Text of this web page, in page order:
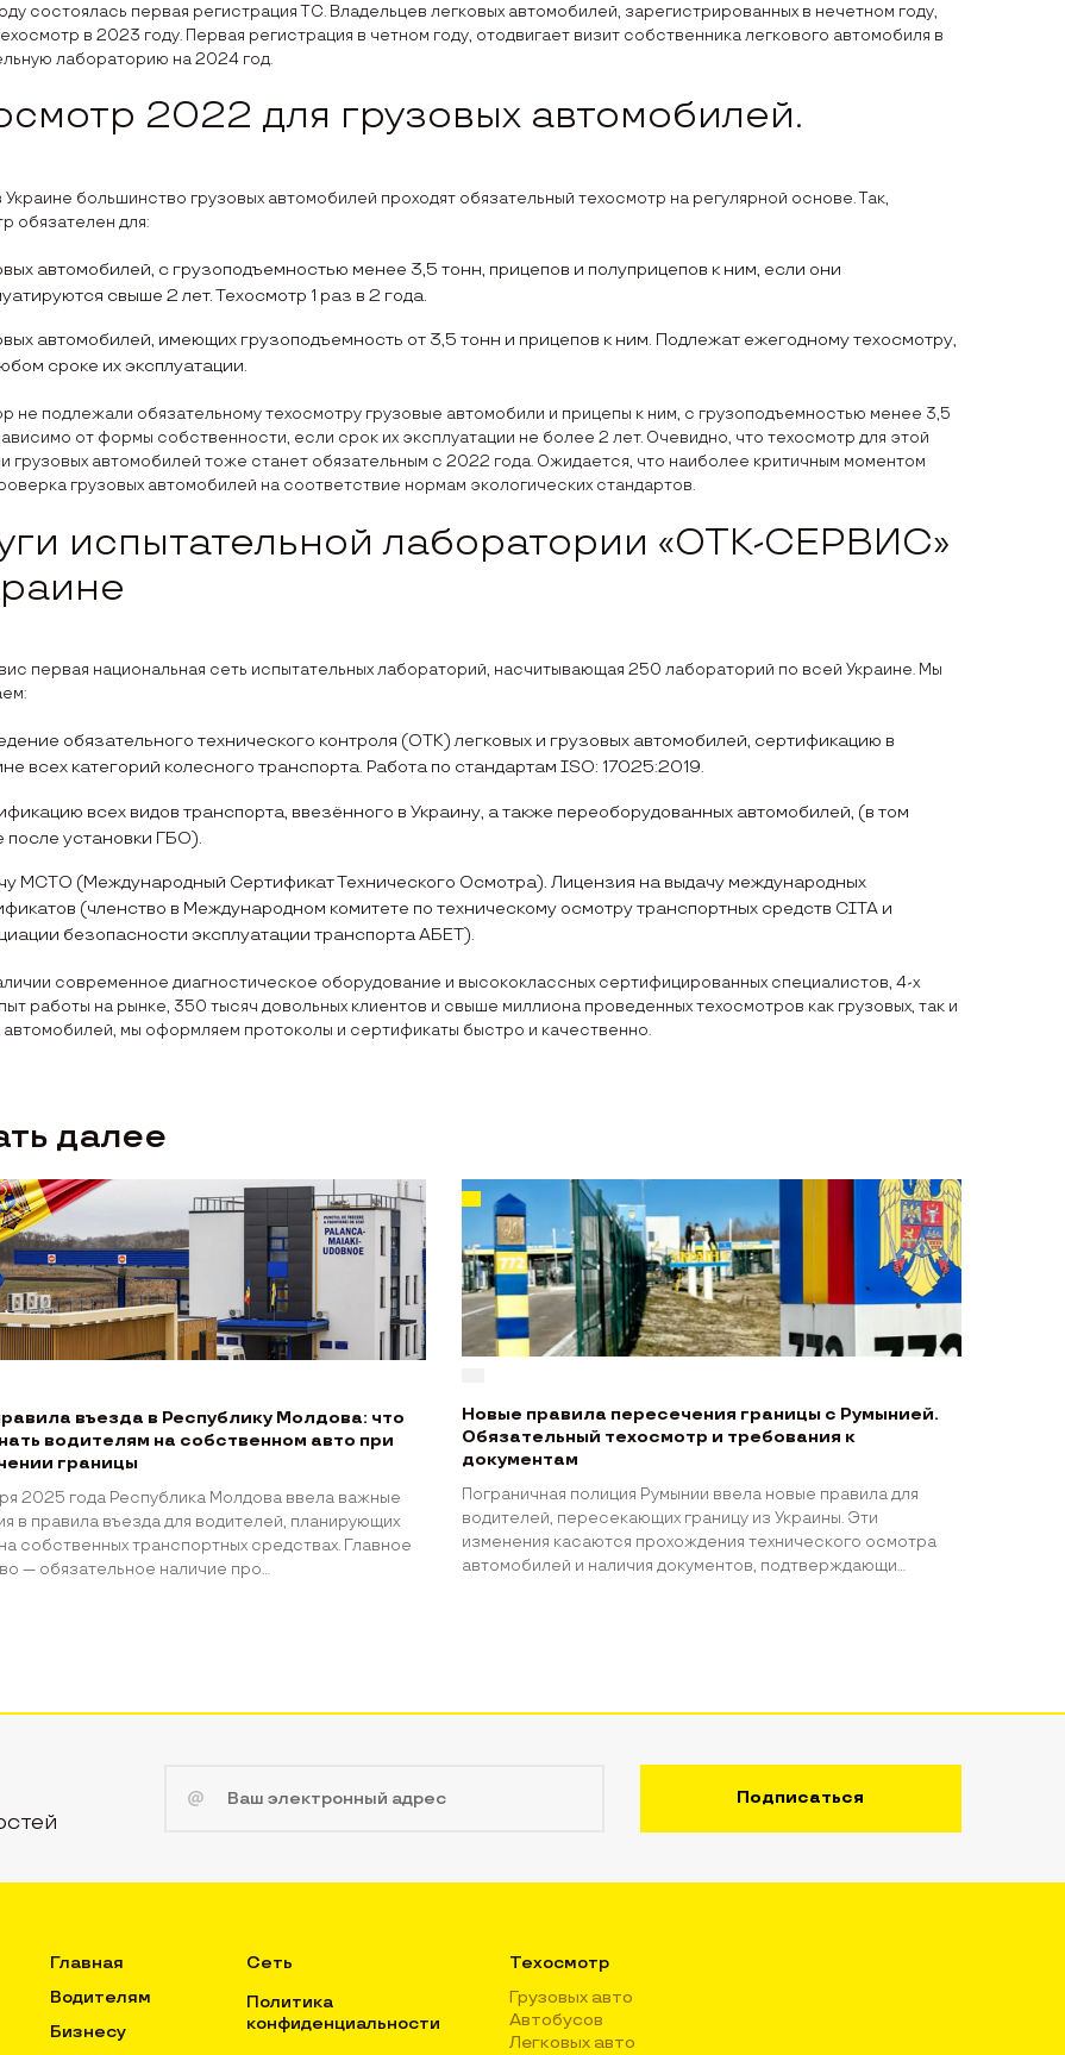
состоялась первая регистрация ТС. Владельцев легковых автомобилей, зарегистрированных в нечетном году,
в 2023 году. Первая регистрация в четном году, отодвигает визит собственника легкового автомобиля в
лабораторию на 2024 год.
2022 для грузовых автомобилей.
большинство грузовых автомобилей проходят обязательный техосмотр на регулярной основе. Так,
обязателен для:
автомобилей, с грузоподъемностью менее 3,5 тонн, прицепов и полуприцепов к ним, если они
свыше 2 лет. Техосмотр 1 раз в 2 года.
автомобилей, имеющих грузоподъемность от 3,5 тонн и прицепов к ним. Подлежат ежегодному техосмотру,
сроке их эксплуатации.
не подлежали обязательному техосмотру грузовые автомобили и прицепы к ним, с грузоподъемностью менее 3,5
от формы собственности, если срок их эксплуатации не более 2 лет. Очевидно, что техосмотр для этой
грузовых автомобилей тоже станет обязательным с 2022 года. Ожидается, что наиболее критичным моментом
грузовых автомобилей на соответствие нормам экологических стандартов.
испытательной лаборатории «ОТК-СЕРВИС»
первая национальная сеть испытательных лабораторий, насчитывающая 250 лабораторий по всей Украине. Мы
обязательного технического контроля (ОТК) легковых и грузовых автомобилей, сертификацию в
всех категорий колесного транспорта. Работа по стандартам ІSO: 17025:2019.
всех видов транспорта, ввезённого в Украину, а также переоборудованных автомобилей, (в том
после установки ГБО).
МСТО (Международный Сертификат Технического Осмотра). Лицензия на выдачу международных
(членство в Международном комитете по техническому осмотру транспортных средств CITA и
безопасности эксплуатации транспорта АБЕТ).
современное диагностическое оборудование и высококлассных сертифицированных специалистов, 4-х
работы на рынке, 350 тысяч довольных клиентов и свыше миллиона проведенных техосмотров как грузовых, так и
автомобилей, мы оформляем протоколы и сертификаты быстро и качественно.
далее
въезда в Республику Молдова: что
водителям на собственном авто при
границы
2025 года Республика Молдова ввела важные
в правила въезда для водителей, планирующих
собственных транспортных средствах. Главное
— обязательное наличие про...
Новые правила пересечения границы с Румынией.
Обязательный техосмотр и требования к
документам
Пограничная полиция Румынии ввела новые правила для
водителей, пересекающих границу из Украины. Эти
изменения касаются прохождения технического осмотра
автомобилей и наличия документов, подтверждающи...
Главная
Водителям
Бизнесу
Сеть
Политика
конфиденциальности
Техосмотр
Грузовых авто
Автобусов
Легковых авто